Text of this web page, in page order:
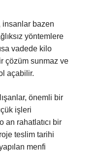
insanlar bazen
yöntemlere
vadede kilo
çözüm sunmaz ve
açabilir.
önemli bir
işleri
rahatlatıcı bir
teslim tarihi
menfi